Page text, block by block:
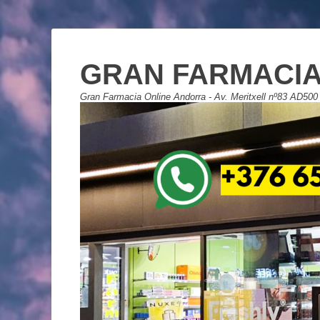
GRAN
Gran Farmacia Online Andorra - Av. Meritxell nº83